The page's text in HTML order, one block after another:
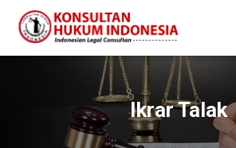
Ikrar Talak